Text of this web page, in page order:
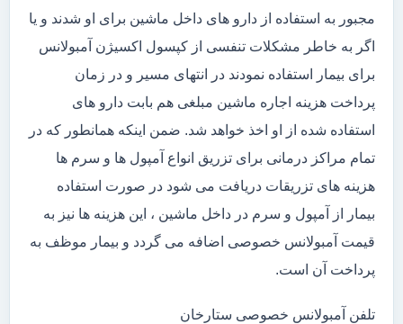
مجبور به استفاده از دارو های داخل ماشین برای او شدند و یا
اگر به خاطر مشکلات تنفسی از کپسول اکسیژن آمبولانس
برای بیمار استفاده نمودند در انتهای مسیر و در زمان
پرداخت هزینه اجاره ماشین مبلغی هم بابت دارو های
استفاده شده از او اخذ خواهد شد. ضمن اینکه همانطور که در
تمام مراکز درمانی برای تزریق انواع آمپول ها و سرم ها
هزینه های تزریقات دریافت می شود در صورت استفاده
بیمار از آمپول و سرم در داخل ماشین ، این هزینه ها نیز به
قیمت آمبولانس خصوصی اضافه می گردد و بیمار موظف به
پرداخت آن است.
تلفن آمبولانس خصوصی ستارخان